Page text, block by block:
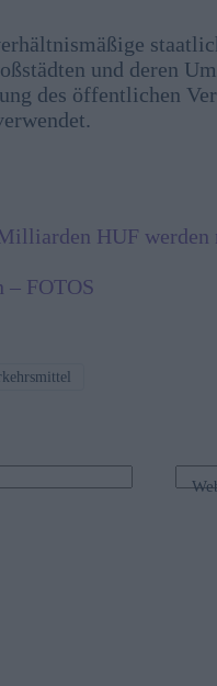
und deren
des öffentlichen
HUF werden
– FOTOS